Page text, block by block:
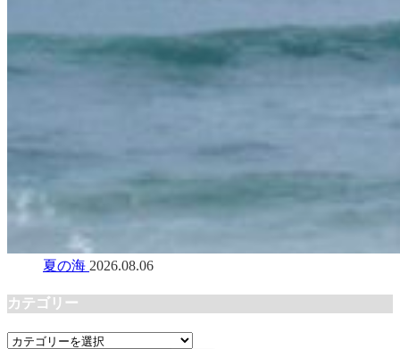
夏の海 2026.08.06
カテゴリー
カ